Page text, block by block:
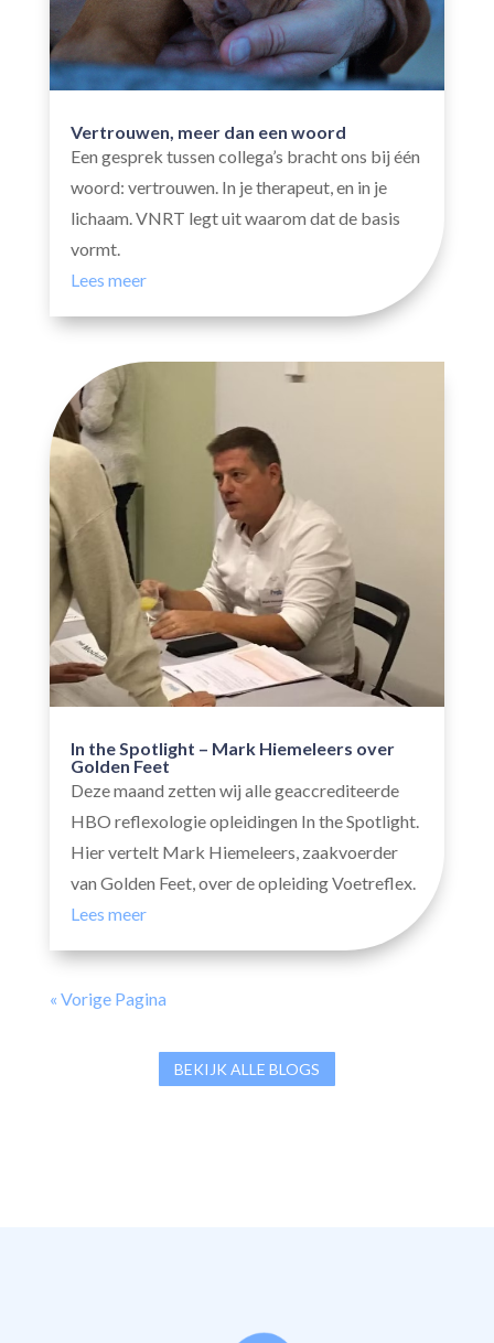
Vertrouwen, meer dan een woord
Een gesprek tussen collega’s bracht ons bij één
woord: vertrouwen. In je therapeut, en in je
lichaam. VNRT legt uit waarom dat de basis
vormt.
Lees meer
In the Spotlight – Mark Hiemeleers over
Golden Feet
Deze maand zetten wij alle geaccrediteerde
HBO reflexologie opleidingen In the Spotlight.
Hier vertelt Mark Hiemeleers, zaakvoerder
van Golden Feet, over de opleiding Voetreflex.
Lees meer
« Vorige Pagina
BEKIJK ALLE BLOGS